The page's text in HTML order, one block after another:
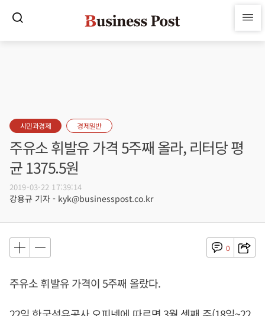
시민과경제 경제일반
주유소 휘발유 가격 5주째 올라, 리터당 평
균 1375.5원
2019-03-22 17:39:14
강용규 기자 - kyk@businesspost.co.kr
0
주유소 휘발유 가격이 5주째 올랐다.